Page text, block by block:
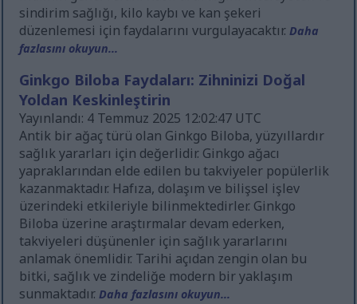
sindirim sağlığı, kilo kaybı ve kan şekeri
düzenlemesi için faydalarını vurgulayacaktır.Daha
fazlasını okuyun...
Ginkgo Biloba Faydaları: Zihninizi Doğal
Yoldan Keskinleştirin
Yayınlandı: 4 Temmuz 2025 12:02:47 UTC
Antik bir ağaç türü olan Ginkgo Biloba, yüzyıllardır
sağlık yararları için değerlidir. Ginkgo ağacı
yapraklarından elde edilen bu takviyeler popülerlik
kazanmaktadır. Hafıza, dolaşım ve bilişsel işlev
üzerindeki etkileriyle bilinmektedirler. Ginkgo
Biloba üzerine araştırmalar devam ederken,
takviyeleri düşünenler için sağlık yararlarını
anlamak önemlidir. Tarihi açıdan zengin olan bu
bitki, sağlık ve zindeliğe modern bir yaklaşım
sunmaktadır.Daha fazlasını okuyun...